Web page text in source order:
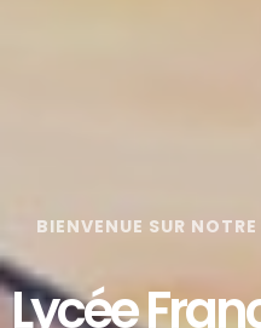
BIENVENUE SUR
Lycée